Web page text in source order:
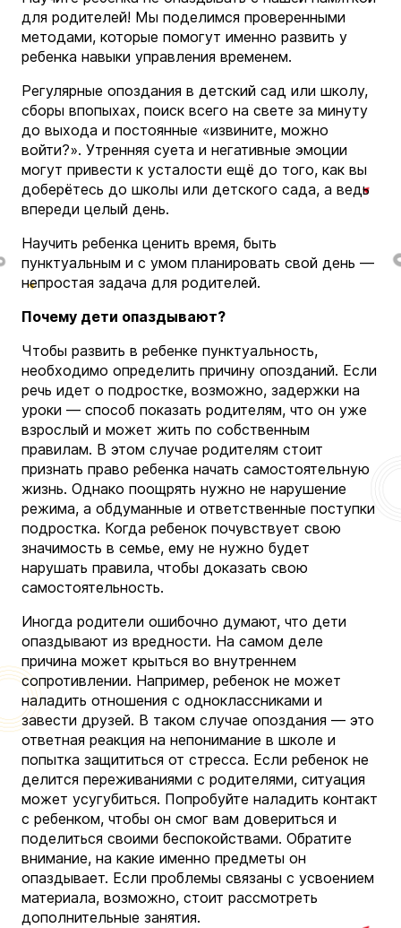
для родителей! Мы поделимся проверенными
методами, которые помогут именно развить у
ребенка навыки управления временем.
Регулярные опоздания в детский сад или школу,
сборы впопыхах, поиск всего на свете за минуту
до выхода и постоянные «извините, можно
войти?». Утренняя суета и негативные эмоции
могут привести к усталости ещё до того, как вы
доберётесь до школы или детского сада, а ведь
впереди целый день.
Научить ребенка ценить время, быть
пунктуальным и с умом планировать свой день —
непростая задача для родителей.
Почему дети опаздывают?
Чтобы развить в ребенке пунктуальность,
необходимо определить причину опозданий. Если
речь идет о подростке, возможно, задержки на
уроки — способ показать родителям, что он уже
взрослый и может жить по собственным
правилам. В этом случае родителям стоит
признать право ребенка начать самостоятельную
жизнь. Однако поощрять нужно не нарушение
режима, а обдуманные и ответственные поступки
подростка. Когда ребенок почувствует свою
значимость в семье, ему не нужно будет
нарушать правила, чтобы доказать свою
самостоятельность.
Иногда родители ошибочно думают, что дети
опаздывают из вредности. На самом деле
причина может крыться во внутреннем
сопротивлении. Например, ребенок не может
наладить отношения с одноклассниками и
завести друзей. В таком случае опоздания — это
ответная реакция на непонимание в школе и
попытка защититься от стресса. Если ребенок не
делится переживаниями с родителями, ситуация
может усугубиться. Попробуйте наладить контакт
с ребенком, чтобы он смог вам довериться и
поделиться своими беспокойствами. Обратите
внимание, на какие именно предметы он
опаздывает. Если проблемы связаны с усвоением
материала, возможно, стоит рассмотреть
дополнительные занятия.